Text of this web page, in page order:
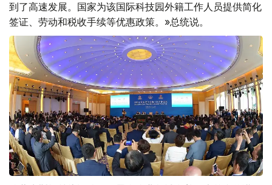
到了高速发展。国家为该国际科技园外籍工作人员提供简化
签证、劳动和税收手续等优惠政策。»总统说。